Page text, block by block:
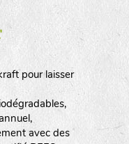
pour laisser
avec des